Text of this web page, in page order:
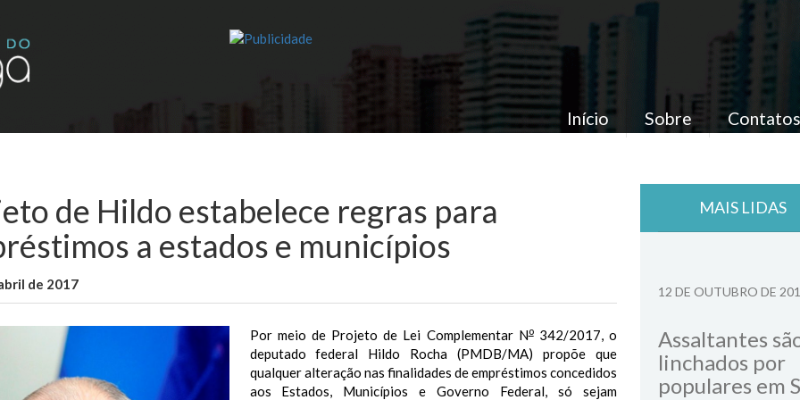
Início Sobre Contatos
de Hildo estabelece regras para
a estados e municípios
de 2017
Por meio de Projeto de Lei Complementar No342/2017, o
deputado federal Hildo Rocha (PMDB/MA) propõe que
qualquer alteração nas finalidades de empréstimos concedidos
aos Estados, Municípios e Governo Federal, só sejam
MAIS LIDAS
12 DE OUTUBRO DE
Assaltantes
linchados por
populares em